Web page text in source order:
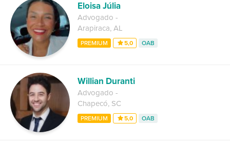
Eloisa Júlia
Advogado -
Arapiraca, AL
PREMIUM 5,0 OAB
Willian Duranti
Advogado -
Chapecó, SC
PREMIUM 5,0 OAB